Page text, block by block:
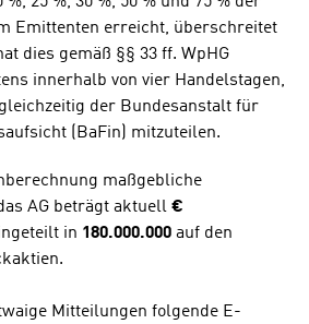
Emittenten erreicht, überschreitet
dies gemäß §§ 33 ff. WpHG
innerhalb von vier Handelstagen,
der Bundesanstalt für
(BaFin) mitzuteilen.
maßgebliche
AG beträgt aktuell €
in 180.000.000 auf den
Mitteilungen folgende E-